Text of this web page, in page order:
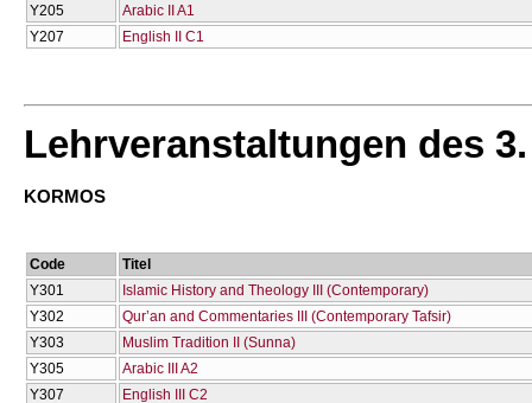
Υ205
Arabic II A1
Υ207
English II C1
Lehrveranstaltungen des
KORMOS
Code
Titel
Υ301
Islamic History and Theology III (Contemporary)
Υ302
Qur’an and Commentaries III (Contemporary Tafsir)
Υ303
Μuslim Tradition II (Sunna)
Υ305
Arabic III A2
Υ307
English III C2